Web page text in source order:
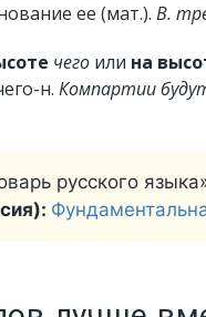
ее (мат.). В.
чего или на
н. Компартии
русского